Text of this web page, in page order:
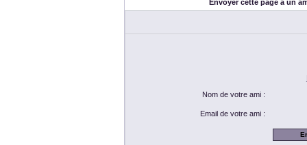
Envoyer cette page à un
Nom de votre ami :
Email de votre ami :